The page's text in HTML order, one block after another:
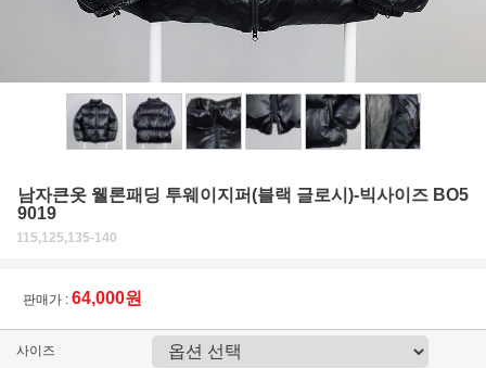
남자큰옷 웰론패딩 투웨이지퍼(블랙 글로시)-빅사이즈 BO5
9019
115,125,135-140
판매가 : 64,000원
사이즈